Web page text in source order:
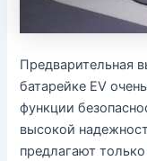
Предварительная
батарейке EV
функции
высокой
предлагают